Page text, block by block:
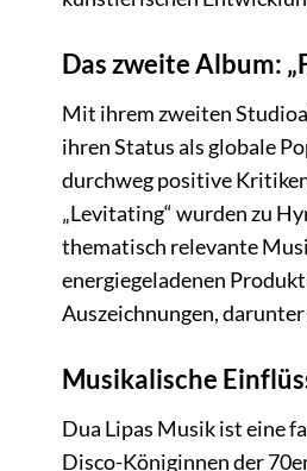
Das zweite Album:
Mit ihrem zweiten
ihren Status als globale
durchweg positive
„Levitating“ wurden zu
thematisch relevante
energiegeladenen
Auszeichnungen,
Musikalische
Dua Lipas Musik ist eine
Disco-Königinnen der